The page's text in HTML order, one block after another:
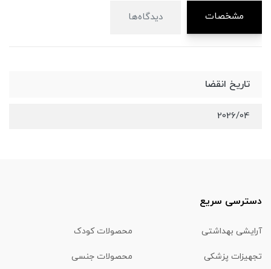
مشخصات دیدگاه‌ها
تاریخ انقضا
2026/04
دسترسی سریع
آرایشی بهداشتی محصولات کودک
تجهیزات پزشکی محصولات جنسی